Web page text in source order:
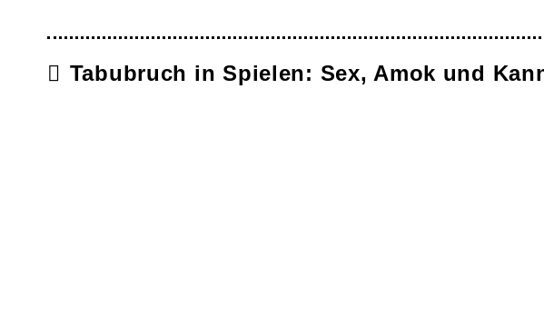
Tabubruch in Spielen: Sex, Amok und